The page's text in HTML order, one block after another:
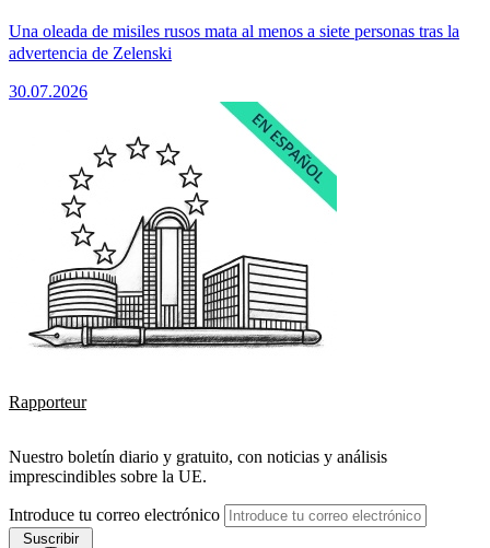
Una oleada de misiles rusos mata al menos a siete personas tras la
advertencia de Zelenski
30.07.2026
Rapporteur
Nuestro boletín diario y gratuito, con noticias y análisis
imprescindibles sobre la UE.
Introduce tu correo electrónico
Suscribir